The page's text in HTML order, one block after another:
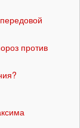
против